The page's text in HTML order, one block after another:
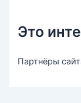
Это
Партнёры